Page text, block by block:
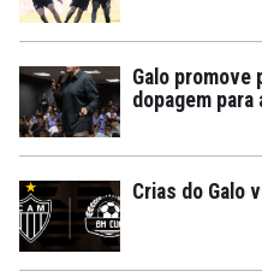
Galo
dopagem
Crias do Galo